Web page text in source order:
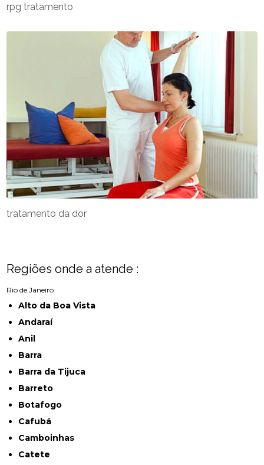
tratamento da dor
rpg tratamento
Regiões onde a atende :
Rio de Janeiro
Alto da Boa Vista
Andaraí
Anil
Barra
Barra da Tijuca
Barreto
Botafogo
Cafubá
Camboinhas
Catete